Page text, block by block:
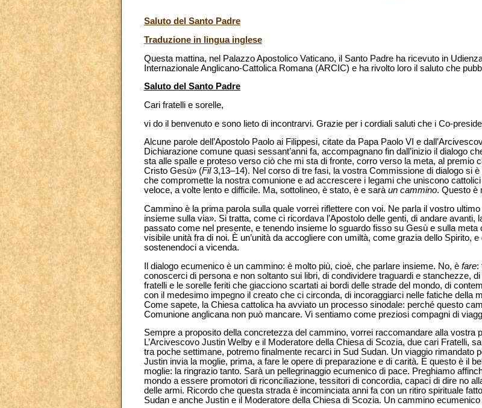
Saluto del Santo Padre
Traduzione in lingua inglese
Questa mattina, nel Palazzo Apostolico Vaticano, il Santo Padre ha ricevuto in
Internazionale Anglicano-Cattolica Romana (ARCIC) e ha rivolto loro il saluto che
Saluto del Santo Padre
Cari fratelli e sorelle,
vi do il benvenuto e sono lieto di incontrarvi. Grazie per i cordiali saluti che i Co-
Alcune parole dell’Apostolo Paolo ai Filippesi, citate da Papa Paolo VI e
Dichiarazione comune quasi sessant’anni fa, accompagnano fin dall’inizio il dialogo
sta alle spalle e proteso verso ciò che mi sta di fronte, corro verso la meta, al premio
Cristo Gesù» (Fil3,13–14). Nel corso di tre fasi, la vostra Commissione di dialogo si
che compromette la nostra comunione e ad accrescere i legami che uniscono
veloce, a volte lento e difficile. Ma, sottolineo, è stato, è e saràun cammino. Questo è
Cammino è la prima parola sulla quale vorrei riflettere con voi. Ne parla il vostro
insieme sulla via». Si tratta, come ci ricordava l’Apostolo delle genti, di andare avanti,
passato come nel presente, e tenendo insieme lo sguardo fisso su Gesù e sulla meta
visibile unità fra di noi. È un’unità da accogliere con umiltà, come grazia dello Spirito,
sostenendoci a vicenda.
Il dialogo ecumenico è un cammino: è molto più, cioè, che parlare insieme. No, è fare:
conoscerci di persona e non soltanto sui libri, di condividere traguardi e stanchezze,
fratelli e le sorelle feriti che giacciono scartati ai bordi delle strade del mondo, di
con il medesimo impegno il creato che ci circonda, di incoraggiarci nelle fatiche della
Come sapete, la Chiesa cattolica ha avviato un processo sinodale: perché questo
Comunione anglicana non può mancare. Vi sentiamo come preziosi compagni di
Sempre a proposito della concretezza del cammino, vorrei raccomandare alla vostra
L’Arcivescovo Justin Welby e il Moderatore della Chiesa di Scozia, due cari Fratelli,
tra poche settimane, potremo finalmente recarci in Sud Sudan. Un viaggio rimandato
Justin invia la moglie, prima, a fare le opere di preparazione e di carità. E questo è il
moglie: la ringrazio tanto. Sarà un pellegrinaggio ecumenico di pace. Preghiamo
mondo a essere promotori di riconciliazione, tessitori di concordia, capaci di dire no
delle armi. Ricordo che questa strada è incominciata anni fa con un ritiro spirituale
Sudan e anche Justin e il Moderatore della Chiesa di Scozia. Un cammino